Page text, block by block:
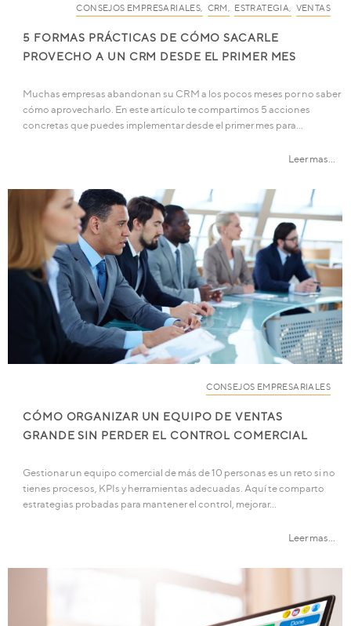
CONSEJOS EMPRESARIALES, CRM, ESTRATEGIA, VENTAS
5 FORMAS PRÁCTICAS DE CÓMO SACARLE
PROVECHO A UN CRM DESDE EL PRIMER MES
Muchas empresas abandonan su CRM a los pocos meses por no saber
cómo aprovecharlo. En este artículo te compartimos 5 acciones
concretas que puedes implementar desde el primer mes para…
Leer mas...
CONSEJOS EMPRESARIALES
CÓMO ORGANIZAR UN EQUIPO DE VENTAS
GRANDE SIN PERDER EL CONTROL COMERCIAL
Gestionar un equipo comercial de más de 10 personas es un reto si no
tienes procesos, KPIs y herramientas adecuadas. Aquí te comparto
estrategias probadas para mantener el control, mejorar…
Leer mas...